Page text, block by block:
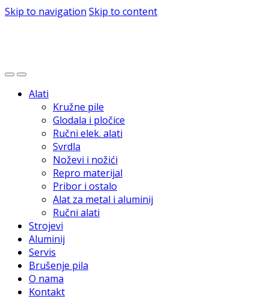
Skip to navigation Skip to content
Alati
Kružne pile
Glodala i pločice
Ručni elek. alati
Svrdla
Noževi i nožići
Repro materijal
Pribor i ostalo
Alat za metal i aluminij
Ručni alati
Strojevi
Aluminij
Servis
Brušenje pila
O nama
Kontakt